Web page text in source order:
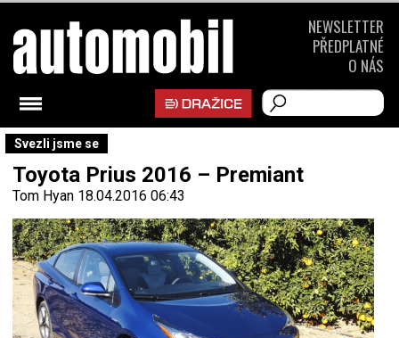
Svezli jsme se
Toyota Prius 2016 – Premiant
Tom Hyan 18.04.2016 06:43
NEWSLETTER
PŘEDPLATNÉ
O NÁS